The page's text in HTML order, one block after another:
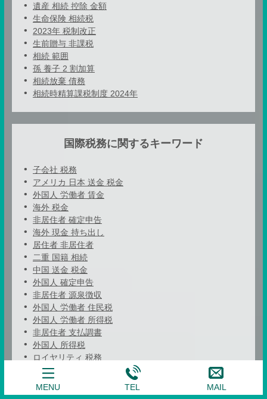
遺産 相続 控除 金額
生命保険 相続税
2023年 税制改正
生前贈与 非課税
相続 範囲
孫 養子 2 割加算
相続放棄 債務
相続時精算課税制度 2024年
国際税務に関するキーワード
子会社 税務
アメリカ 日本 送金 税金
外国人 労働者 賃金
海外 税金
非居住者 確定申告
海外 現金 持ち出し
居住者 非居住者
二重 国籍 相続
中国 送金 税金
外国人 確定申告
非居住者 源泉徴収
外国人 労働者 住民税
外国人 労働者 所得税
非居住者 支払調書
外国人 所得税
ロイヤリティ 税務
税理士 外資
助成金 東京都
居住者 税金
MENU TEL MAIL